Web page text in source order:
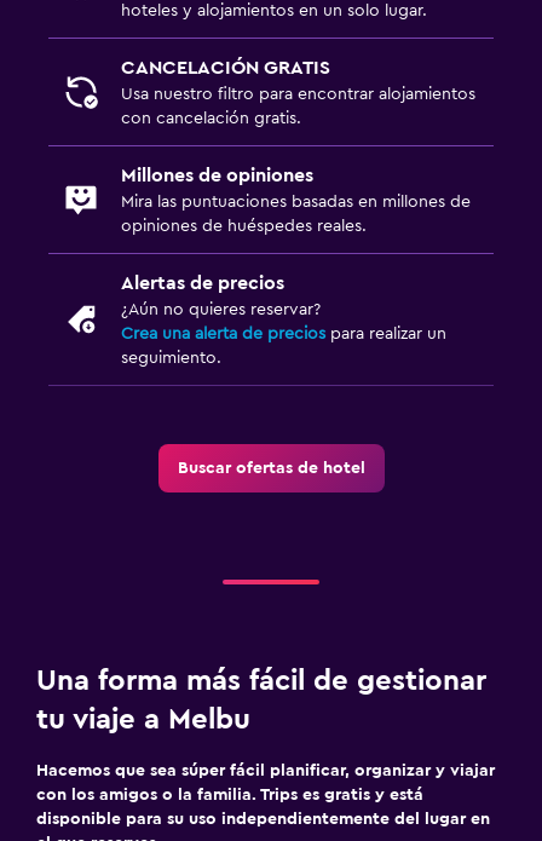
hoteles y alojamientos en un solo lugar.
CANCELACIÓN GRATIS
Usa nuestro filtro para encontrar alojamientos
con cancelación gratis.
Millones de opiniones
Mira las puntuaciones basadas en millones de
opiniones de huéspedes reales.
Alertas de precios
¿Aún no quieres reservar?
Crea una alerta de precios para realizar un
seguimiento.
Buscar ofertas de hotel
Una forma más fácil de gestionar
tu viaje a Melbu
Hacemos que sea súper fácil planificar, organizar y viajar
con los amigos o la familia. Trips es gratis y está
disponible para su uso independientemente del lugar en